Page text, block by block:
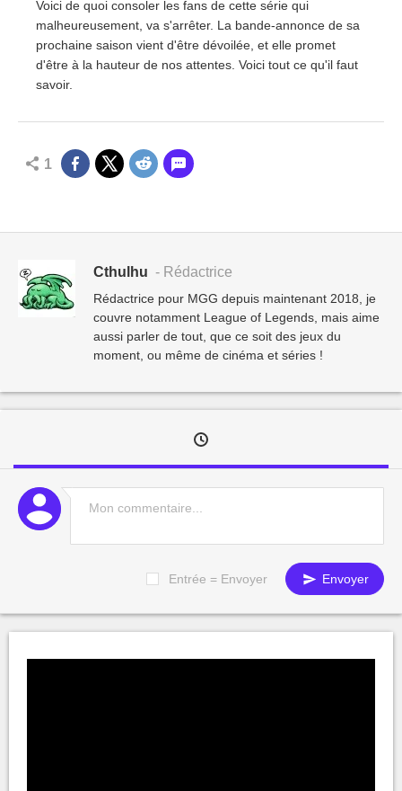
Voici de quoi consoler les fans de cette série qui
malheureusement, va s'arrêter. La bande-annonce de sa
prochaine saison vient d'être dévoilée, et elle promet
d'être à la hauteur de nos attentes. Voici tout ce qu'il faut
savoir.
1
Cthulhu - Rédactrice
Rédactrice pour MGG depuis maintenant 2018, je
couvre notamment League of Legends, mais aime
aussi parler de tout, que ce soit des jeux du
moment, ou même de cinéma et séries !
Entrée = Envoyer Envoyer